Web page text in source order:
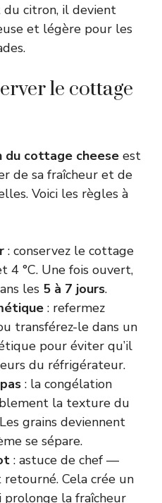
du citron, il devient
et légère pour les
le cottage
du cottage cheese est
de sa fraîcheur et de
Voici les règles à
: conservez le cottage
4 °C. Une fois ouvert,
les 5 à 7 jours.
: refermez
transférez-le dans un
pour éviter qu’il
du réfrigérateur.
: la congélation
la texture du
grains deviennent
se sépare.
: astuce de chef —
Cela crée un
la fraîcheur